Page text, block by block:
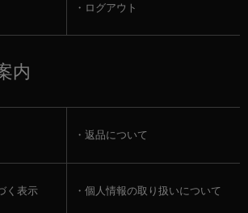
ログアウト
内
返品について
く表示 個人情報の取り扱いについて